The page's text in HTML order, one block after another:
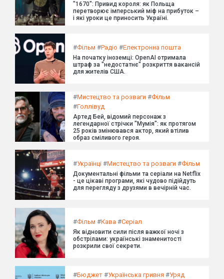
"1670": Привид короля: як Польща
перетворює імперський міф на прибуток –
і які уроки це приносить Україні.
#Фільм #Радіо #Електронна пошта
На початку іноземці: OpenAI отримала
штраф за "недостатнє" розкриття вакансій
для жителів США.
#Мистецтво та розваги #Фільм
#Голлівуд
Артед Бей, відомий персонаж з
легендарної стрічки "Мумія": як протягом
25 років змінювався актор, який втілив
образ сміливого героя.
#Українці #Мистецтво та розваги #Фільм
Документальні фільми та серіали на Netflix
- це цікаві програми, які чудово підійдуть
для перегляду з друзями в вечірній час.
#Фільм #Кава #Серіал
Як відновити сили після важкої ночі з
обстрілами: українські знаменитості
розкрили свої секрети.
#Бюджет #Українська гривня #Уряд